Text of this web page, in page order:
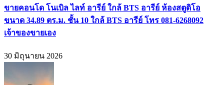
ขายคอนโด โนเบิล ไลท์ อารีย์ ใกล้ BTS อารีย์ ห้องสตูดิโอ
ขนาด 34.89 ตร.ม. ชั้น 10 ใกล้ BTS อารีย์ โทร 081-6268092
เจ้าของขายเอง
30 มิถุนายน 2026